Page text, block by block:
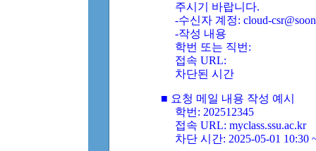
주시기 바랍니다.
-수신자 계정: cloud-
-작성 내용
학번 또는 직번:
접속 URL:
차단된 시간
■ 요청 메일 내용 작성 예시
학번: 202512345
접속 URL: myclass.ssu.ac.kr
차단 시간: 2025-05-01 10:30